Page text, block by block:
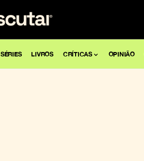
SÉRIES LIVROS CRÍTICAS OPINIÃO